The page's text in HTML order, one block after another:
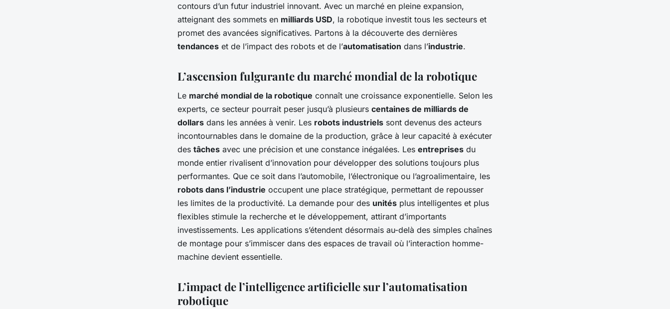
contours d’un futur industriel innovant. Avec un marché en pleine expansion,
atteignant des sommets en milliards USD, la robotique investit tous les secteurs et
promet des avancées significatives. Partons à la découverte des dernières
tendances et de l’impact des robots et de l’automatisation dans l’industrie.
L’ascension fulgurante du marché mondial de la robotique
Le marché mondial de la robotique connaît une croissance exponentielle. Selon les
experts, ce secteur pourrait peser jusqu’à plusieurs centaines de milliards de
dollars dans les années à venir. Les robots industriels sont devenus des acteurs
incontournables dans le domaine de la production, grâce à leur capacité à exécuter
des tâches avec une précision et une constance inégalées. Les entreprises du
monde entier rivalisent d’innovation pour développer des solutions toujours plus
performantes. Que ce soit dans l’automobile, l’électronique ou l’agroalimentaire, les
robots dans l’industrie occupent une place stratégique, permettant de repousser
les limites de la productivité. La demande pour des unités plus intelligentes et plus
flexibles stimule la recherche et le développement, attirant d’importants
investissements. Les applications s’étendent désormais au-delà des simples chaînes
de montage pour s’immiscer dans des espaces de travail où l’interaction homme-
machine devient essentielle.
L’impact de l’intelligence artificielle sur l’automatisation
robotique